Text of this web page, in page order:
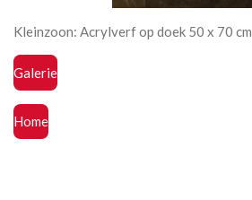
Kleinzoon: Acrylverf op doek 50 x 70 cm
Galerie
Home